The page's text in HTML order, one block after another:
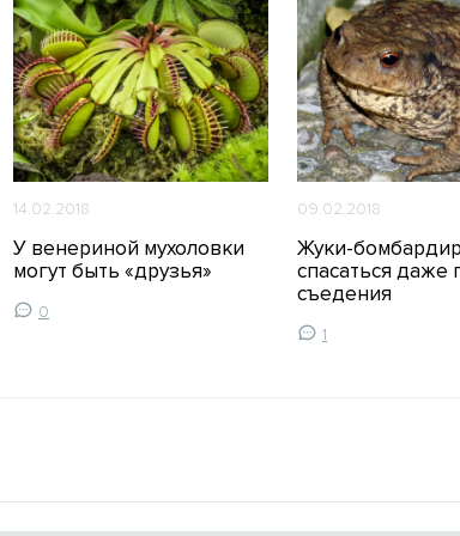
14.02.2018
У венериной мухоловки
могут быть «друзья»
0
09.02.2018
Жуки-
спасаться даже
съедения
1